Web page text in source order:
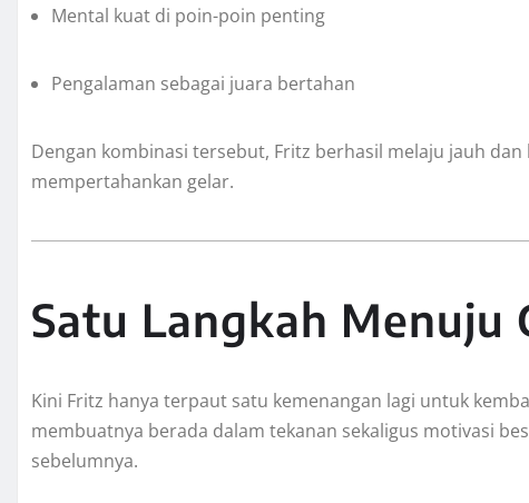
Mental kuat di poin-poin penting
Pengalaman sebagai juara bertahan
Dengan kombinasi tersebut, Fritz berhasil melaju jauh
mempertahankan gelar.
Satu Langkah Menuju
Kini Fritz hanya terpaut satu kemenangan lagi untuk
membuatnya berada dalam tekanan sekaligus motivasi
sebelumnya.